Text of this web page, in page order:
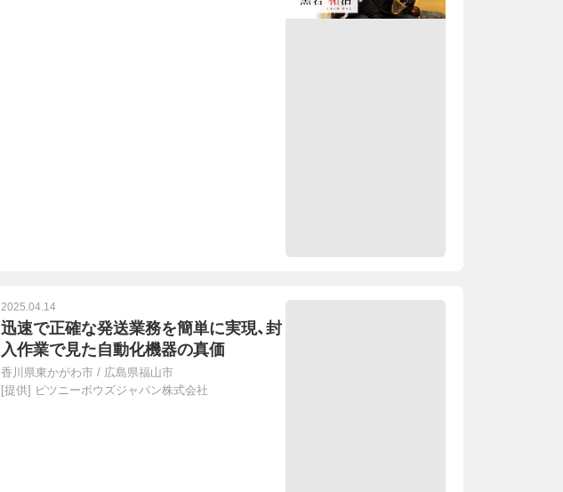
2025.04.14
迅速で正確な発送業務を簡単に実現、封
入作業で見た自動化機器の真価
香川県東かがわ市 / 広島県福山市
[提供] ピツニーボウズジャパン株式会社